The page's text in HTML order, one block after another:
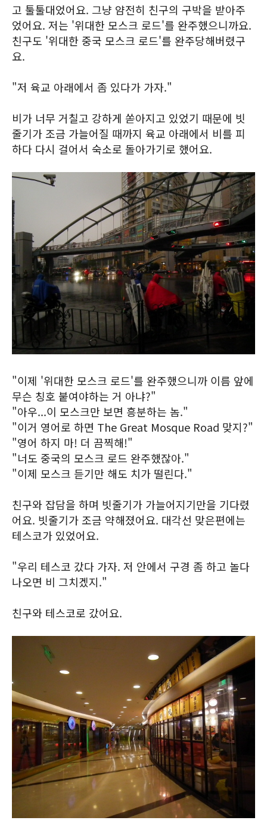
고 툴툴대었어요. 그냥 얌전히 친구의 구박을 받아주
었어요. 저는 '위대한 모스크 로드'를 완주했으니까요.
친구도 '위대한 중국 모스크 로드'를 완주당해버렸구
요.
"저 육교 아래에서 좀 있다가 가자."
비가 너무 거칠고 강하게 쏟아지고 있었기 때문에 빗
줄기가 조금 가늘어질 때까지 육교 아래에서 비를 피
하다 다시 걸어서 숙소로 돌아가기로 했어요.
"이제 '위대한 모스크 로드'를 완주했으니까 이름 앞에
무슨 칭호 붙여야하는 거 아냐?"
"아우...이 모스크만 보면 흥분하는 놈."
"이거 영어로 하면 The Great Mosque Road 맞지?"
"영어 하지 마! 더 끔찍해!"
"너도 중국의 모스크 로드 완주했잖아."
"이제 모스크 듣기만 해도 치가 떨린다."
친구와 잡담을 하며 빗줄기가 가늘어지기만을 기다렸
어요. 빗줄기가 조금 약해졌어요. 대각선 맞은편에는
테스코가 있었어요.
"우리 테스코 갔다 가자. 저 안에서 구경 좀 하고 놀다
나오면 비 그치겠지."
친구와 테스코로 갔어요.